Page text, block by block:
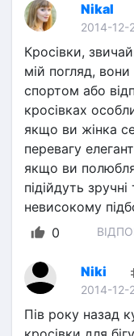
NikaI
2014-12-
Кросівки,
мій погляд, вони
спортом або
кросівках
якщо ви жінка
перевагу
якщо ви
підійдуть
невисокому
0
Niki
2014-12-
Пів року назад